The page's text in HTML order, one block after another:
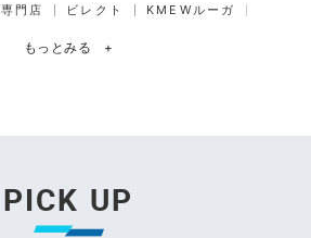
専門店 ビレクト KMEWルーガ
もっとみる +
PICK UP